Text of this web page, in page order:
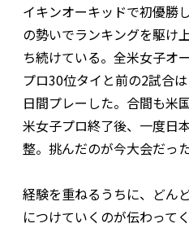
イキンオーキッドで初優勝
の勢いでランキングを駆け
ち続けている。全米女子オ
プロ30位タイと前の2試合
日間プレーした。合間も米
米女子プロ終了後、一度日
整。挑んだのが今大会だった
経験を重ねるうちに、どん
につけていくのが伝わって